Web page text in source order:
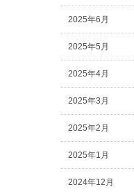
2025年6月
2025年5月
2025年4月
2025年3月
2025年2月
2025年1月
2024年12月